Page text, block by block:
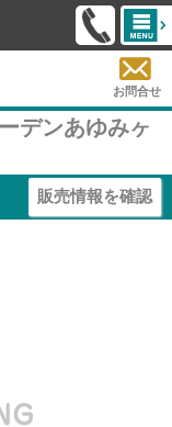
お問合せ
デンあゆみヶ
販売情報を確認